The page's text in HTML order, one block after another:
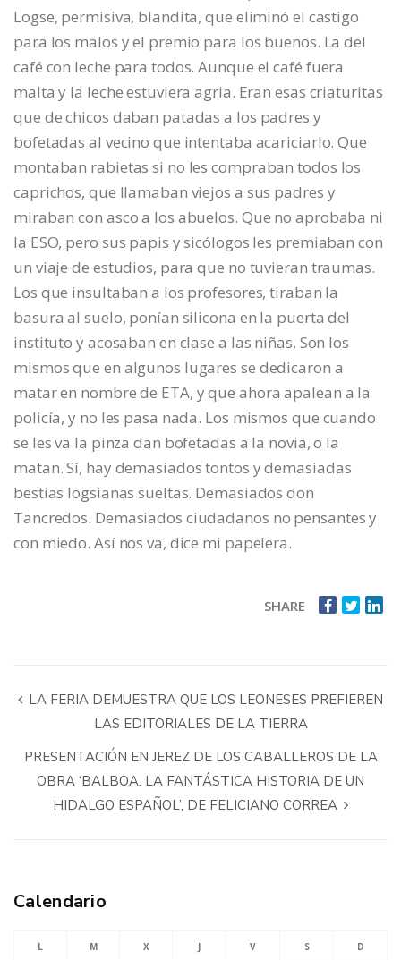
Logse, permisiva, blandita, que eliminó el castigo
para los malos y el premio para los buenos. La del
café con leche para todos. Aunque el café fuera
malta y la leche estuviera agria. Eran esas criaturitas
que de chicos daban patadas a los padres y
bofetadas al vecino que intentaba acariciarlo. Que
montaban rabietas si no les compraban todos los
caprichos, que llamaban viejos a sus padres y
miraban con asco a los abuelos. Que no aprobaba ni
la ESO, pero sus papis y sicólogos les premiaban con
un viaje de estudios, para que no tuvieran traumas.
Los que insultaban a los profesores, tiraban la
basura al suelo, ponían silicona en la puerta del
instituto y acosaban en clase a las niñas. Son los
mismos que en algunos lugares se dedicaron a
matar en nombre de ETA, y que ahora apalean a la
policía, y no les pasa nada. Los mismos que cuando
se les va la pinza dan bofetadas a la novia, o la
matan. Sí, hay demasiados tontos y demasiadas
bestias logsianas sueltas. Demasiados don
Tancredos. Demasiados ciudadanos no pensantes y
con miedo. Así nos va, dice mi papelera.
SHARE
LA FERIA DEMUESTRA QUE LOS LEONESES PREFIEREN
LAS EDITORIALES DE LA TIERRA
PRESENTACIÓN EN JEREZ DE LOS CABALLEROS DE LA
OBRA ‘BALBOA. LA FANTÁSTICA HISTORIA DE UN
Calendario
L M X J V S D